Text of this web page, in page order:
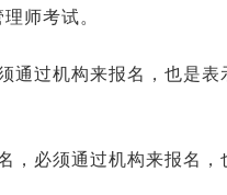
师考试。
通过机构来报名，也是表
，必须通过机构来报名，